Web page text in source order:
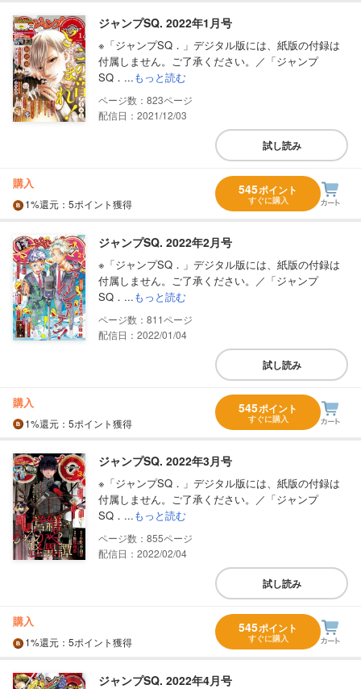
ジャンプSQ. 2022年1月号
※「ジャンプSQ．」デジタル版には、紙版の付録は
付属しません。ご了承ください。／「ジャンプ
SQ．...もっと読む
823
配信日：2021/12/03
試し読み
購入
1%還元 ：5ポイント獲得
545ポイント
すぐに購入
ジャンプSQ. 2022年2月号
※「ジャンプSQ．」デジタル版には、紙版の付録は
付属しません。ご了承ください。／「ジャンプ
SQ．...もっと読む
811
配信日：2022/01/04
試し読み
購入
1%還元 ：5ポイント獲得
545ポイント
すぐに購入
ジャンプSQ. 2022年3月号
※「ジャンプSQ．」デジタル版には、紙版の付録は
付属しません。ご了承ください。／「ジャンプ
SQ．...もっと読む
855
配信日：2022/02/04
試し読み
購入
1%還元 ：5ポイント獲得
545ポイント
すぐに購入
ジャンプSQ. 2022年4月号